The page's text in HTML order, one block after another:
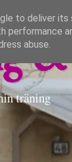
träning
to deliver
performance
abuse.